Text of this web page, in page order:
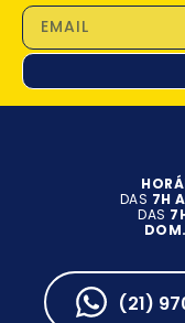
DAS 7H
DAS
(21)